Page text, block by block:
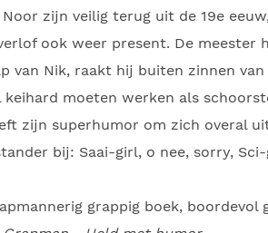
Noor zijn veilig terug uit de 19e
ook weer present. De meester
van Nik, raakt hij buiten zinnen
keihard moeten werken als
zijn superhumor om zich overal
bij: Saai-girl, o nee, sorry,
grappig boek, boordevol